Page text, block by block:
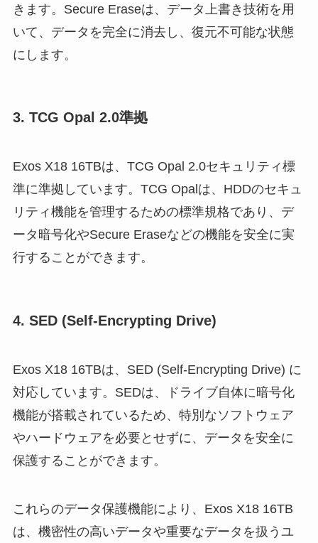
きます。Secure Eraseは、データ上書き技術を用
いて、データを完全に消去し、復元不可能な状態
にします。
3. TCG Opal 2.0準拠
Exos X18 16TBは、TCG Opal 2.0セキュリティ標
準に準拠しています。TCG Opalは、HDDのセキュ
リティ機能を管理するための標準規格であり、デ
ータ暗号化やSecure Eraseなどの機能を安全に実
行することができます。
4. SED (Self-Encrypting Drive)
Exos X18 16TBは、SED (Self-Encrypting Drive) に
対応しています。SEDは、ドライブ自体に暗号化
機能が搭載されているため、特別なソフトウェア
やハードウェアを必要とせずに、データを安全に
保護することができます。
これらのデータ保護機能により、Exos X18 16TB
は、機密性の高いデータや重要なデータを扱うユ